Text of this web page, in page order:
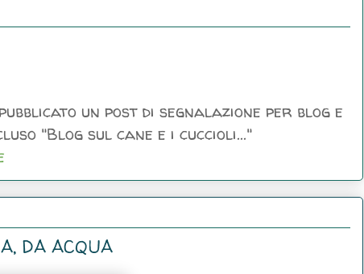
un post di segnalazione per blog e
"Blog sul cane e i cuccioli..."
DA ACQUA